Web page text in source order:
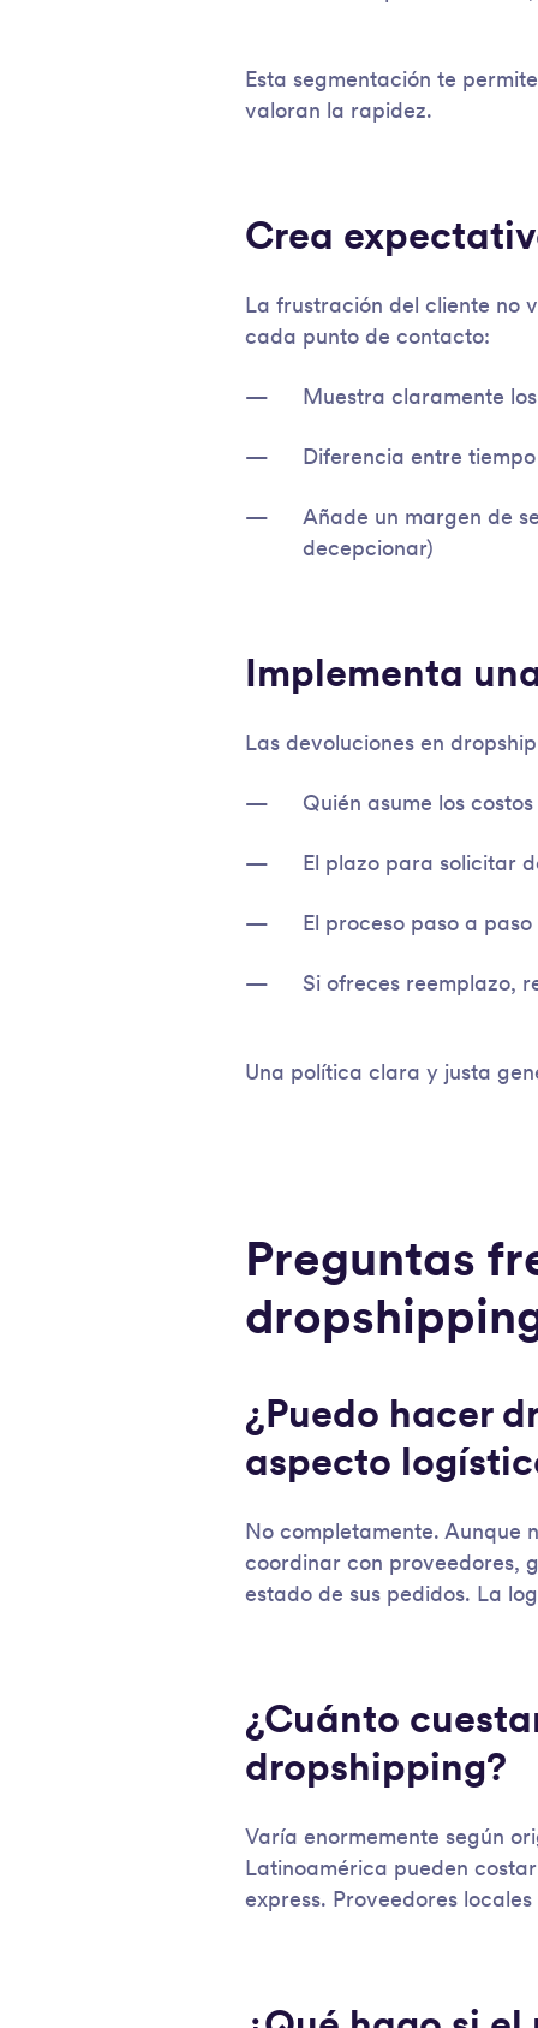
Esta segmentación te
valoran la rapidez.
Crea
La frustración del cliente no
cada punto de contacto:
Muestra claramente
Diferencia entre
Añade un margen de
decepcionar)
Implementa
Las devoluciones en
Quién asume los
El plazo para solicitar
El proceso paso a
Si ofreces reemplazo,
Una política clara y justa
Preguntas
¿Puedo hacer
aspecto
No completamente. Aunque
coordinar con proveedores,
estado de sus pedidos. La
¿Cuánto
dropshipping?
Varía enormemente según
Latinoamérica pueden
express. Proveedores